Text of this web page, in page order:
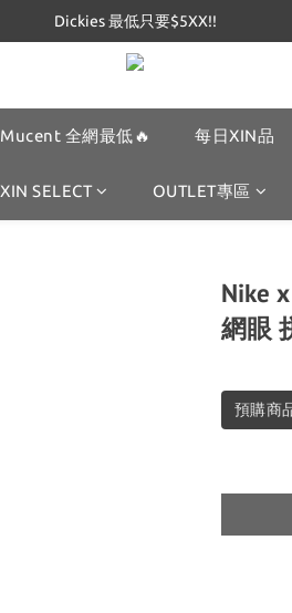
Dickies 最低只要$5XX!!
Dickies 最低只要$5XX!!
Mucent 全網最低🔥
Dickies 最低只要$5XX!!
Mucent 全網最低🔥 每日XIN品
XIN SELECT OUTLET專區
Nike
網眼
預購商